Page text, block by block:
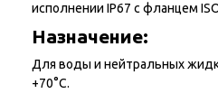
исполнении IP67 с фланцем
Назначение:
Для воды и нейтральных
+70°С.